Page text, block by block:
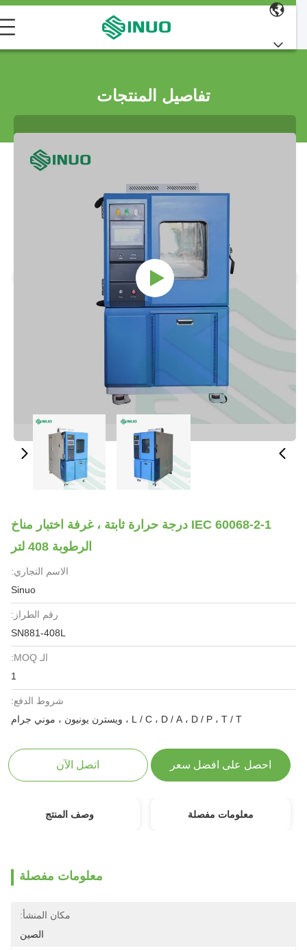
تفاصيل المنتجات
IEC 60068-2-1 درجة حرارة ثابتة ، غرفة اختبار مناخ
الرطوبة 408 لتر
الاسم التجاري:
Sinuo
رقم الطراز:
SN881-408L
الـ MOQ:
شروط الدفع:
L / C ، D / A ، D / P ، T / T ، ويسترن يونيون ، موني جرام
احصل على افضل سعر اتصل الآن
معلومات مفصلة وصف المنتج
معلومات مفصلة
مكان المنشأ:
الصين